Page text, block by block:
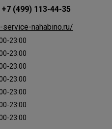
+7 (499) 113-44-35
nahabino.ru/
23:00
23:00
23:00
23:00
23:00
23:00
23:00